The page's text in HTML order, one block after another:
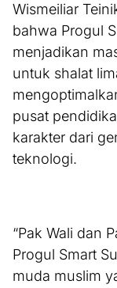
Wismeiliar
bahwa Progul
menjadikan
untuk shalat
pusat
karakter dari
teknologi.
“Pak Wali dan
Progul Smart
muda muslim